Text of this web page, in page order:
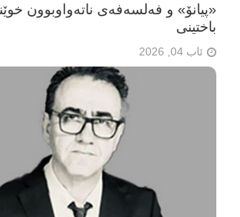
«پیانۆ» و فەلسەفەی ناتەواوبوون
باختینی
ئاب 04, 2026